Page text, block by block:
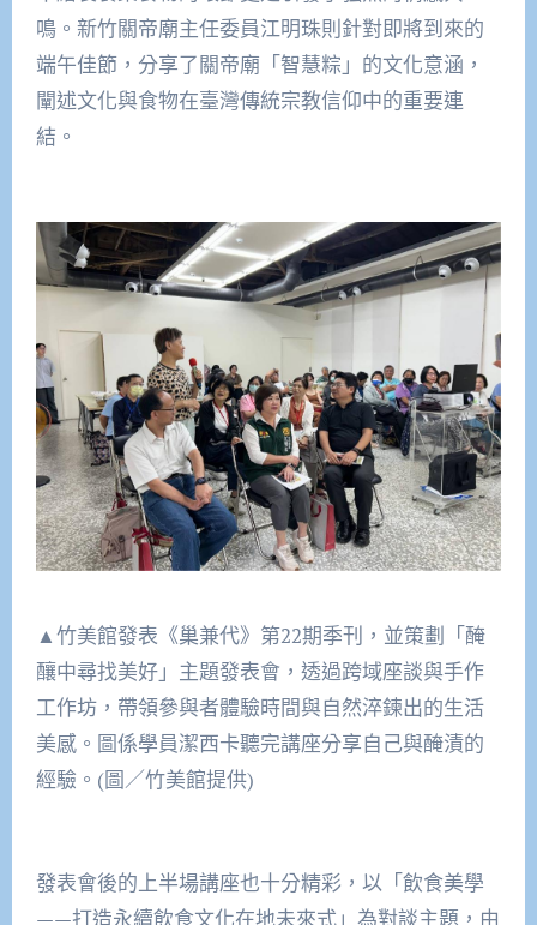
鳴。新竹關帝廟主任委員江明珠則針對即將到來的
端午佳節，分享了關帝廟「智慧粽」的文化意涵，
闡述文化與食物在臺灣傳統宗教信仰中的重要連
結。
▲竹美館發表《巢兼代》第22期季刊，並策劃「醃
釀中尋找美好」主題發表會，透過跨域座談與手作
工作坊，帶領參與者體驗時間與自然淬鍊出的生活
美感。圖係學員潔西卡聽完講座分享自己與醃漬的
經驗。(圖／竹美館提供)
發表會後的上半場講座也十分精彩，以「飲食美學
——打造永續飲食文化在地未來式」為對談主題，由